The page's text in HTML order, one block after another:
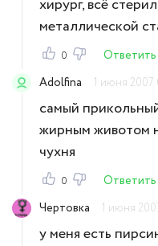
хирург, всё
металлической
0
Ответить
Adolfina
1 июня
самый
жирным животом
чухня
0
Ответить
Чертовка
1 июня
у меня есть